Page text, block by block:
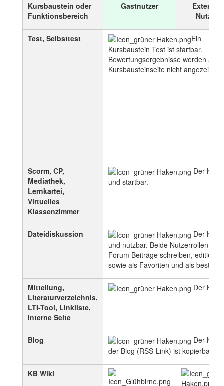
Kursbaustein oder
Funktionsbereich
Gastnutzer
Externer
Nutzer
Test, Selbsttest
Ein
Kursbaustein Test ist startbar.
Bewertungsergebnisse werden auf
Kursbausteinseite nicht angezeigt.
Scorm, CP,
Mediathek,
Lernkartei,
Virtuelles
Klassenzimmer
Der
und startbar.
Dateidiskussion
Der
und nutzbar. Beide Nutzerrollen
Forum Beiträge schreiben,
sowie als Favoriten und als besten
Mitteilung,
Literaturverzeichnis,
LTI-Tool, Linkliste,
Interne Seite
Der
Blog
Der
der Blog (RSS-Link) ist kopierbar.
KB Wiki